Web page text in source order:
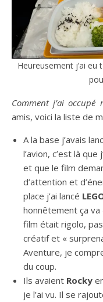
Heureusement j’ai
Comment j’ai
amis, voici la liste de
A la base j’avais
l’avion, c’est là
et que le film
d’attention et
place j’ai lancé
honnêtement ça va
film était rigolo,
créatif et «
Aventure, je
du coup.
Ils avaient Rocky
je l’ai vu. Il se